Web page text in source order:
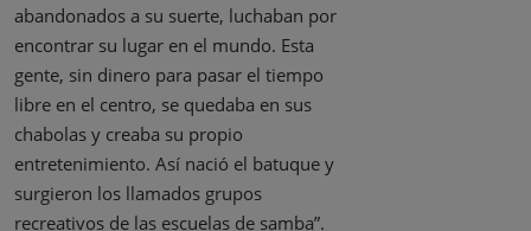
abandonados a su suerte, luchaban por
encontrar su lugar en el mundo. Esta
gente, sin dinero para pasar el tiempo
libre en el centro, se quedaba en sus
chabolas y creaba su propio
entretenimiento. Así nació el batuque y
surgieron los llamados grupos
recreativos de las escuelas de samba”.